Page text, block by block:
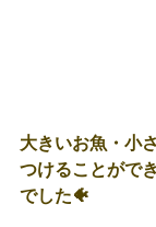
大きいお魚・小
つけることがで
でした🐠